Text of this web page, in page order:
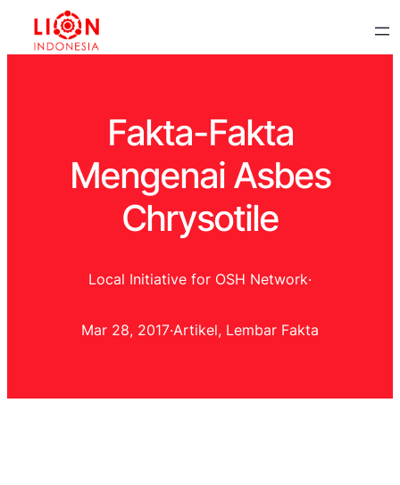
Fakta-Fakta
Mengenai Asbes
Chrysotile
Local Initiative for OSH Network·
Mar 28, 2017·Artikel, Lembar Fakta